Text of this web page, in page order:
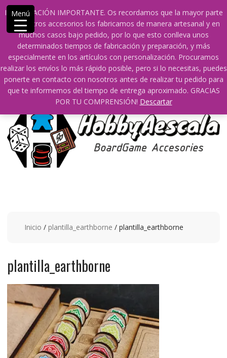
INFORMACIÓN IMPORTANTE. Os recordamos que la mayor parte
de nuestros accesorios los fabricamos de manera artesanal y en
muchos casos bajo pedido, por lo que esto conlleva unos
determinados tiempos de fabricación y preparación, y más
especialmente en los artículos con personalización. Procuramos
realizar los envíos lo más rápido posible, pero si lo necesitas, puedes
ponerte en contacto con nosotros antes de realizar tu pedido para
que te informemos del tiempo de entrega aproximado. GRACIAS
POR TU COMPRENSIÓN! Descartar
Saltar
contenido
609241475 SOLO DE 10:00 a 14:00
info@hobbyaescala.com
San Fernando de Henares
10:00 - 14:00
Mi cuenta
0 0
Inicio / plantilla_earthborne / plantilla_earthborne
plantilla_earthborne
Menú